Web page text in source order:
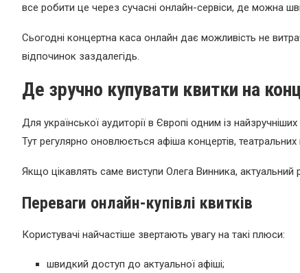
все робити це через сучасні онлайн-сервіси, де можна
Сьогодні концертна каса онлайн дає можливість не
відпочинок заздалегідь.
Де зручно купувати квитки на
Для української аудиторії в Європі одним із
Тут регулярно оновлюється афіша концертів, театральних
Якщо цікавлять саме виступи Олега Винника,
Переваги онлайн-купівлі квитків
Користувачі найчастіше звертають увагу на такі плюси:
швидкий доступ до актуальної афіші;